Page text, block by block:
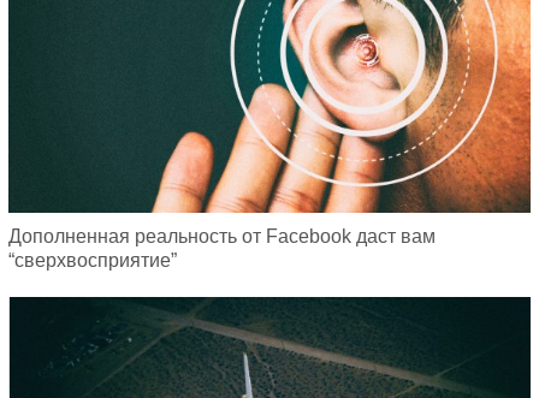
Дополненная реальность от Facebook даст вам
“сверхвосприятие”